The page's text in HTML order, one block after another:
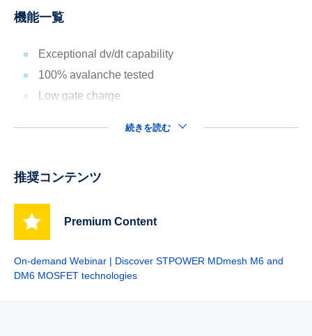
機能一覧
Exceptional dv/dt capability
100% avalanche tested
Low gate charge
続きを読む
推奨コンテンツ
Premium Content
On-demand Webinar | Discover STPOWER MDmesh M6 and
DM6 MOSFET technologies